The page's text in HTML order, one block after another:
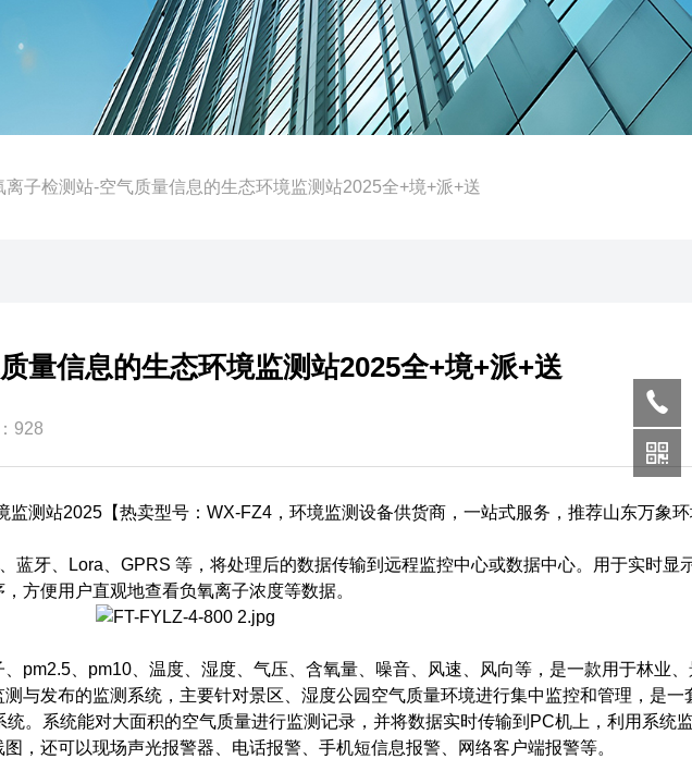
子检测站-空气质量信息的生态环境监测站2025全+境+派+送
量信息的生态环境监测站2025全+境+派+送
928
监测站2025【热卖型号：WX-FZ4，环境监测设备供货商，一站式服务，推荐山东万象
蓝牙、Lora、GPRS 等，将处理后的数据传输到远程监控中心或数据中心。用于实时显
方便用户直观地查看负氧离子浓度等数据。
pm2.5、pm10、温度、湿度、气压、含氧量、噪音、风速、风向等，是一款用于林业
与发布的监测系统，主要针对景区、湿度公园空气质量环境进行集中监控和管理，是一
。系统能对大面积的空气质量进行监测记录，并将数据实时传输到PC机上，利用系统
，还可以现场声光报警器、电话报警、手机短信息报警、网络客户端报警等。